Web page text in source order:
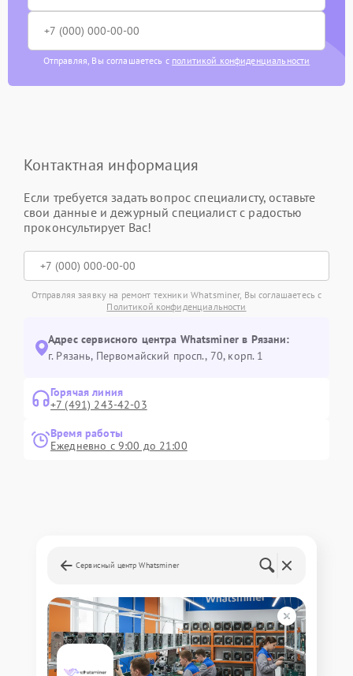
Отправляя, Вы соглашаетесь с политикой конфиденциальности
Контактная информация
Если требуется задать вопрос специалисту, оставьте
свои данные и дежурный специалист с радостью
проконсультирует Вас!
Отправляя заявку на ремонт техники Whatsminer, Вы соглашаетесь с
Политикой конфиденциальности
Адрес сервисного центра Whatsminer в Рязани:
г. Рязань, Первомайский просп., 70, корп. 1
Горячая линия
+7 (491) 243-42-03
Время работы
Ежедневно с 9:00 до 21:00
Сервисный центр Whatsminer